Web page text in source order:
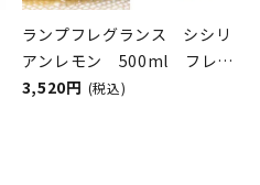
ランプフレグランス シシリ
アンレモン 500ml フレグ
ランスランプ用オイル
3,520円 (税込)